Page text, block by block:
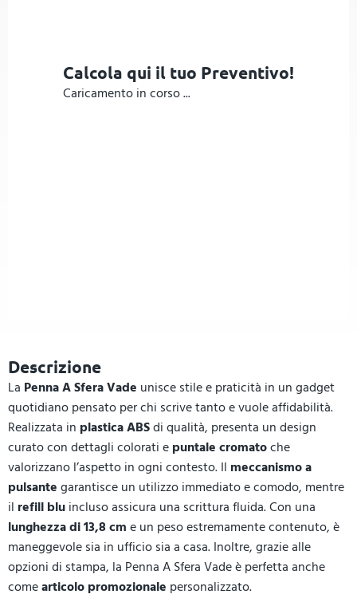
Calcola qui il tuo Preventivo!
Caricamento in corso ...
Descrizione
La Penna A Sfera Vade unisce stile e praticità in un gadget
quotidiano pensato per chi scrive tanto e vuole affidabilità.
Realizzata in plastica ABSdi qualità, presenta un design
curato con dettagli colorati epuntale cromatoche
valorizzano l’aspetto in ogni contesto. Il meccanismo a
pulsantegarantisce un utilizzo immediato e comodo, mentre
il refill bluincluso assicura una scrittura fluida. Con una
lunghezza di 13,8 cme un peso estremamente contenuto, è
maneggevole sia in ufficio sia a casa. Inoltre, grazie alle
opzioni di stampa, la Penna A Sfera Vade è perfetta anche
comearticolo promozionale personalizzato.